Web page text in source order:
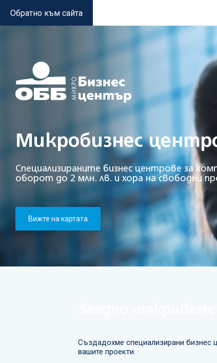
Обратно към сайта
Микробизнес
Специализираните бизнес центрове за
оборот до 2 млн. лв. и хора на свободни
Вижте на картата
Създадохме специализирани бизнес
вашите проекти.